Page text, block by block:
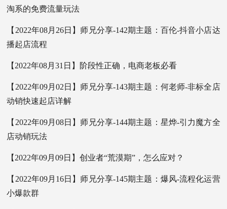
淘系的免费流量玩法
【2022年08月26日】师兄分享-142期主题：百伦-抖音小店达
播起店流程
【2022年08月31日】阶段性正确，电商老板必看
【2022年09月02日】师兄分享-143期主题：何老师-非标全店
动销快速起店详解
【2022年09月08日】师兄分享-144期主题：星烨-引力魔方全
店动销玩法
【2022年09月09日】创业者“荒漠期”，怎么应对？
【2022年09月16日】师兄分享-145期主题：爆风-流程化运营
小爆款群